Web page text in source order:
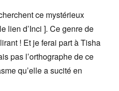
ce mystérieux
lien d’Inci ]. Ce genre de
! Et je ferai part à Tisha
pas l’orthographe de ce
qu’elle a sucité en